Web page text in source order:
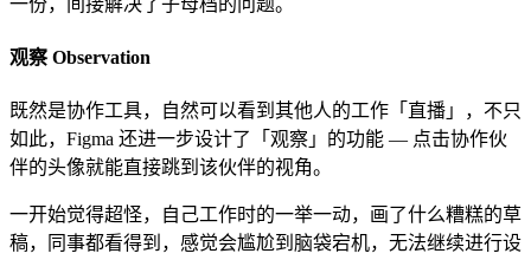
观察 Observation
既然是协作工具，自然可以看到其他人的工作「直播」，不只
如此，Figma 还进一步设计了「观察」的功能 — 点击协作伙
伴的头像就能直接跳到该伙伴的视角。
一开始觉得超怪，自己工作时的一举一动，画了什么糟糕的草
稿，同事都看得到，感觉会尴尬到脑袋宕机，无法继续进行设